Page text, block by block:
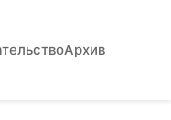
Архив